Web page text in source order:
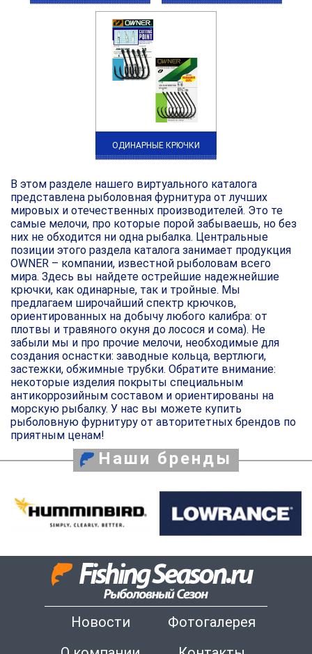
ОДИНАРНЫЕ КРЮЧКИ
В этом разделе нашего виртуального каталога
представлена рыболовная фурнитура от лучших
мировых и отечественных производителей. Это те
самые мелочи, про которые порой забываешь, но без
них не обходится ни одна рыбалка. Центральные
позиции этого раздела каталога занимает продукция
OWNER – компании, известной рыболовам всего
мира. Здесь вы найдете острейшие надежнейшие
крючки, как одинарные, так и тройные. Мы
предлагаем широчайший спектр крючков,
ориентированных на добычу любого калибра: от
плотвы и травяного окуня до лосося и сома). Не
забыли мы и про прочие мелочи, необходимые для
создания оснастки: заводные кольца, вертлюги,
застежки, обжимные трубки. Обратите внимание:
некоторые изделия покрыты специальным
антикоррозийным составом и ориентированы на
морскую рыбалку. У нас вы можете купить
рыболовную фурнитуру от авторитетных брендов по
приятным ценам!
Наши бренды
Новости
Фотогалерея